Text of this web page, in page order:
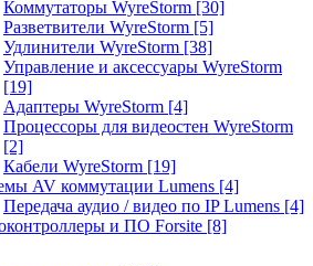
Коммутаторы WyreStorm [30]
Разветвители WyreStorm [5]
Удлинители WyreStorm [38]
Управление и аксессуары WyreStorm
[19]
Адаптеры WyreStorm [4]
Процессоры для видеостен WyreStorm
[2]
Кабели WyreStorm [19]
AV коммутации Lumens [4]
Передача аудио / видео по IP Lumens [4]
и ПО Forsite [8]